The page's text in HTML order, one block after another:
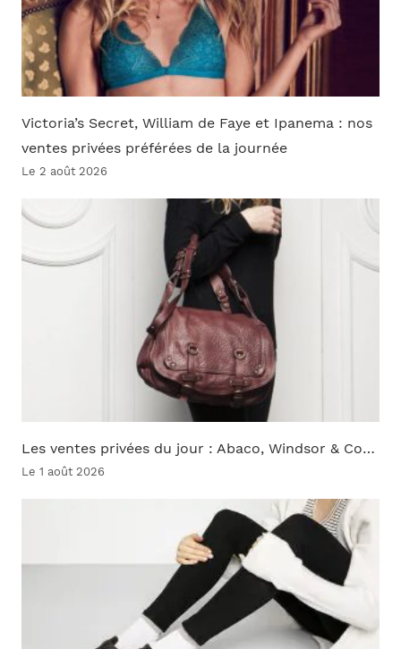
Victoria’s Secret, William de Faye et Ipanema : nos
ventes privées préférées de la journée
Le 2 août 2026
Les ventes privées du jour : Abaco, Windsor & Co…
Le 1 août 2026